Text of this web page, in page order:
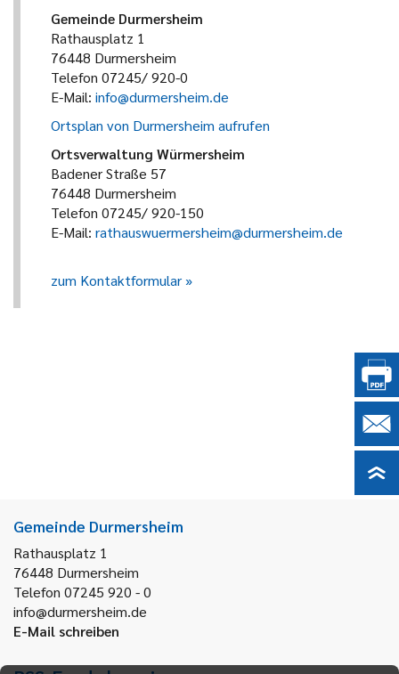
Gemeinde Durmersheim
Rathausplatz 1
76448 Durmersheim
Telefon 07245/ 920-0
E-Mail: info@durmersheim.de
Ortsplan von Durmersheim aufrufen
Ortsverwaltung Würmersheim
Badener Straße 57
76448 Durmersheim
Telefon 07245/ 920-150
E-Mail: rathauswuermersheim@durmersheim.de
zum Kontaktformular
Gemeinde Durmersheim
Rathausplatz 1
76448 Durmersheim
Telefon 07245 920 - 0
info@durmersheim.de
E-Mail schreiben